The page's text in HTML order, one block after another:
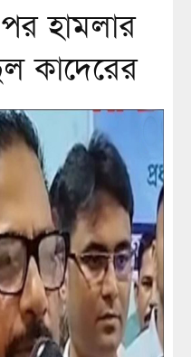
হামলার
কাদেরের